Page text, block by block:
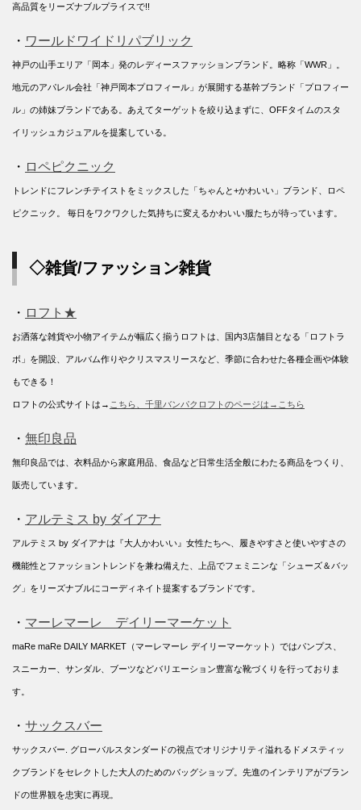
高品質をリーズナブルプライスで!!
・ ワールドワイドリパブリック
神戸の山手エリア「岡本」発のレディースファッションブランド。略称「WWR」。
地元のアパレル会社「神戸岡本プロフィール」が展開する基幹ブランド「プロフィー
ル」の姉妹ブランドである。あえてターゲットを絞り込まずに、OFFタイムのスタ
イリッシュカジュアルを提案している。
・ ロペピクニック
トレンドにフレンチテイストをミックスした「ちゃんと+かわいい」ブランド、ロペ
ピクニック。 毎日をワクワクした気持ちに変えるかわいい服たちが待っています。
◇雑貨/ファッション雑貨
・ ロフト★
お洒落な雑貨や小物アイテムが幅広く揃うロフトは、国内3店舗目となる「ロフトラ
ボ」を開設、アルバム作りやクリスマスリースなど、季節に合わせた各種企画や体験
もできる！
ロフトの公式サイトは→ こちら、千里バンパクロフトのページは→ こちら
・ 無印良品
無印良品では、衣料品から家庭用品、食品など日常生活全般にわたる商品をつくり、
販売しています。
・ アルテミス by ダイアナ
アルテミス by ダイアナは『大人かわいい』女性たちへ、履きやすさと使いやすさの
機能性とファッショントレンドを兼ね備えた、上品でフェミニンな「シューズ＆バッ
グ」をリーズナブルにコーディネイト提案するブランドです。
・ マーレマーレ デイリーマーケット
maRe maRe DAILY MARKET（マーレマーレ デイリーマーケット）ではパンプス、
スニーカー、サンダル、ブーツなどバリエーション豊富な靴づくりを行っておりま
す。
・ サックスバー
サックスバー. グローバルスタンダードの視点でオリジナリティ溢れるドメスティッ
クブランドをセレクトした大人のためのバッグショップ。先進のインテリアがブラン
ドの世界観を忠実に再現。